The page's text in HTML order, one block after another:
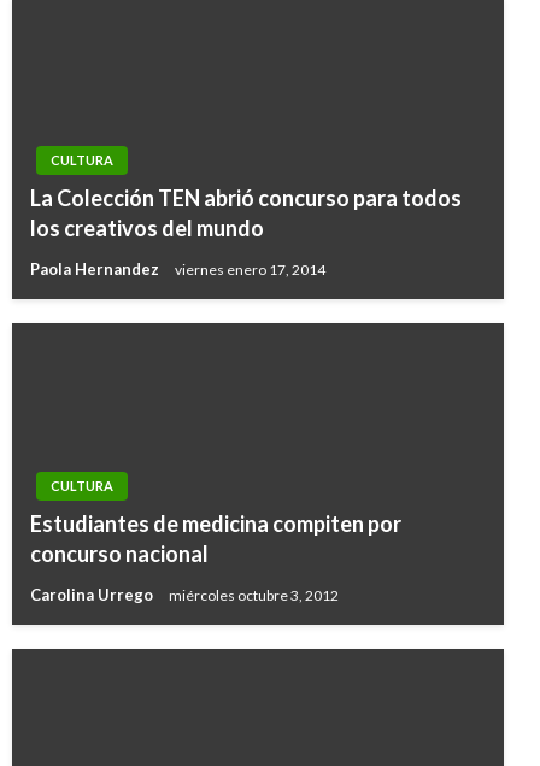
CULTURA
La Colección TEN abrió concurso para todos
los creativos del mundo
Paola Hernandez viernes enero 17, 2014
CULTURA
Estudiantes de medicina compiten por
concurso nacional
Carolina Urrego miércoles octubre 3, 2012